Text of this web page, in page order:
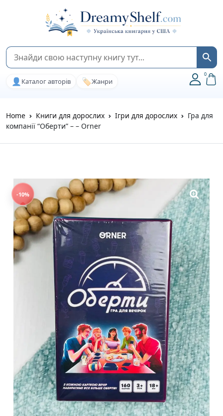
👤 Каталог авторів 🏷️Жанри
0
Home Книги для дорослих Ігри для дорослих
Гра для
компанії “Оберти” – – Orner
-10%